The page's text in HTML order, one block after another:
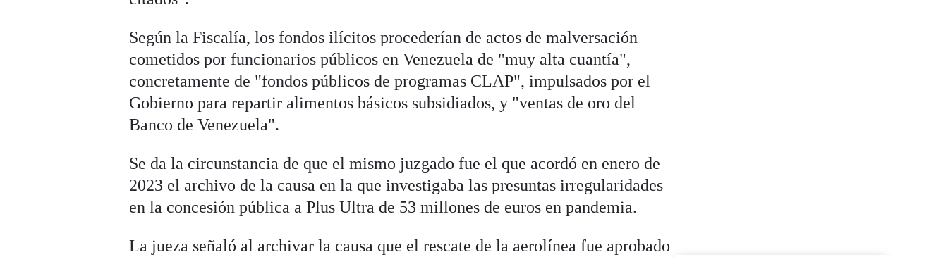
Según la Fiscalía, los fondos ilícitos procederían de actos de malversación
cometidos por funcionarios públicos en Venezuela de "muy alta cuantía",
concretamente de "fondos públicos de programas CLAP", impulsados por el
Gobierno para repartir alimentos básicos subsidiados, y "ventas de oro del
Banco de Venezuela".
Se da la circunstancia de que el mismo juzgado fue el que acordó en enero de
2023 el archivo de la causa en la que investigaba las presuntas irregularidades
en la concesión pública a Plus Ultra de 53 millones de euros en pandemia.
La jueza señaló al archivar la causa que el rescate de la aerolínea fue aprobado